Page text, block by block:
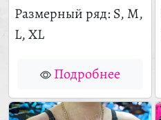
Размерный ряд: S, M,
L, XL
Подробнее